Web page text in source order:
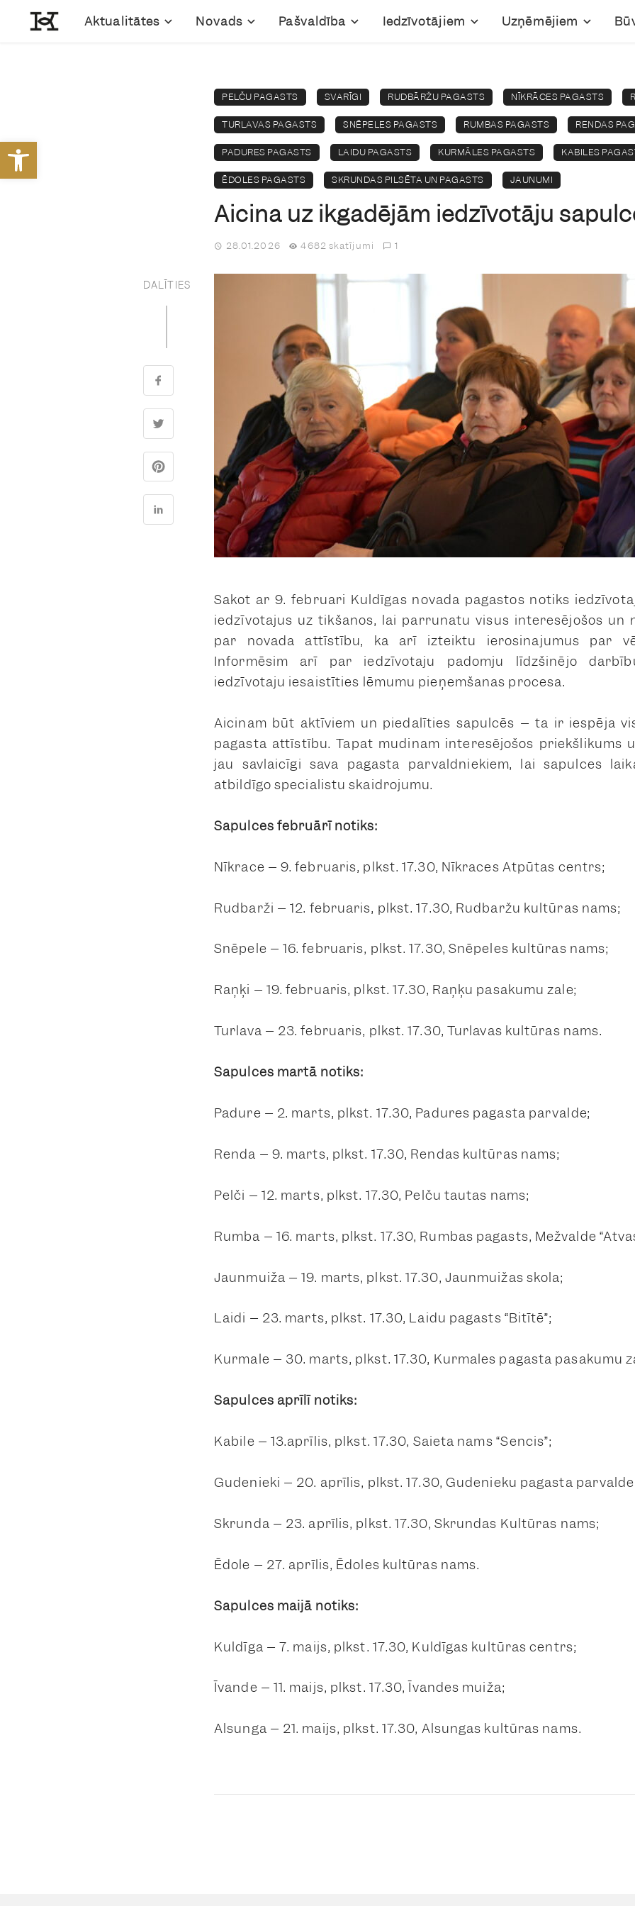
Open toolbar
Aktualitātes Novads Pašvaldība Iedzīvotājiem Uzņēmējiem
PELČU PAGASTS SVARĪGI RUDBĀRŽU PAGASTS NĪKRĀCES PAGASTS
TURLAVAS PAGASTS SNĒPELES PAGASTS RUMBAS PAGASTS RENDAS
PADURES PAGASTS LAIDU PAGASTS KURMĀLES PAGASTS KABILES
ĒDOLES PAGASTS SKRUNDAS PILSĒTA UN PAGASTS JAUNUMI
Aicina uz ikgadējām iedzīvotāju
28.01.2026 4682 skatījumi 1
DALĪTIES
Sākot ar 9. februāri Kuldīgas novada pagastos notiks
iedzīvotājus uz tikšanos, lai pārrunātu visus interesējošos un
par novada attīstību, kā arī izteiktu ierosinājumus par
Informēsim arī par iedzīvotāju padomju līdzšinējo
iedzīvotāju iesaistīties lēmumu pieņemšanas procesā.
Aicinām būt aktīviem un piedalīties sapulcēs – tā ir iespēja
pagasta attīstību. Tāpat mudinām interesējošos priekšlikums
jau savlaicīgi sava pagasta pārvaldniekiem, lai sapulces
atbildīgo speciālistu skaidrojumu.
Sapulces februārī notiks:
Nīkrāce – 9. februāris, plkst. 17.30, Nīkrāces Atpūtas centrs;
Rudbārži – 12. februāris, plkst. 17.30, Rudbāržu kultūras nams;
Snēpele – 16. februāris, plkst. 17.30, Snēpeles kultūras nams;
Raņķi – 19. februāris, plkst. 17.30, Raņķu pasākumu zāle;
Turlava – 23. februāris, plkst. 17.30, Turlavas kultūras nams.
Sapulces martā notiks:
Padure – 2. marts, plkst. 17.30, Padures pagasta pārvalde;
Renda – 9. marts, plkst. 17.30, Rendas kultūras nams;
Pelči – 12. marts, plkst. 17.30, Pelču tautas nams;
Rumba – 16. marts, plkst. 17.30, Rumbas pagasts, Mežvalde
Jaunmuiža – 19. marts, plkst. 17.30, Jaunmuižas skola;
Laidi – 23. marts, plkst. 17.30, Laidu pagasts “Bitītē”;
Kurmāle – 30. marts, plkst. 17.30, Kurmāles pagasta pasākumu
Sapulces aprīlī notiks:
Kabile – 13.aprīlis, plkst. 17.30, Saieta nams “Sencis”;
Gudenieki – 20. aprīlis, plkst. 17.30, Gudenieku pagasta
Skrunda – 23. aprīlis, plkst. 17.30, Skrundas Kultūras nams;
Ēdole – 27. aprīlis, Ēdoles kultūras nams.
Sapulces maijā notiks:
Kuldīga – 7. maijs, plkst. 17.30, Kuldīgas kultūras centrs;
Īvande – 11. maijs, plkst. 17.30, Īvandes muiža;
Alsunga – 21. maijs, plkst. 17.30, Alsungas kultūras nams.